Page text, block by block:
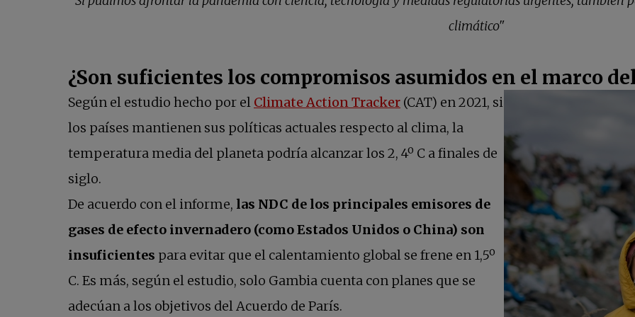
climático"
¿Son suficientes los compromisos asumidos en el marco
Según el estudio hecho por el Climate Action Tracker se abre en una pestaña nueva
(CAT) en 2021, si
los países mantienen sus políticas actuales respecto al clima, la
temperatura media del planeta podría alcanzar los 2, 4º C a finales de
siglo.
De acuerdo con el informe, las NDC de los principales emisores de
gases de efecto invernadero (como Estados Unidos o China) son
insuficientes para evitar que el calentamiento global se frene en 1,5º
C. Es más, según el estudio, solo Gambia cuenta con planes que se
adecúan a los objetivos del Acuerdo de París.